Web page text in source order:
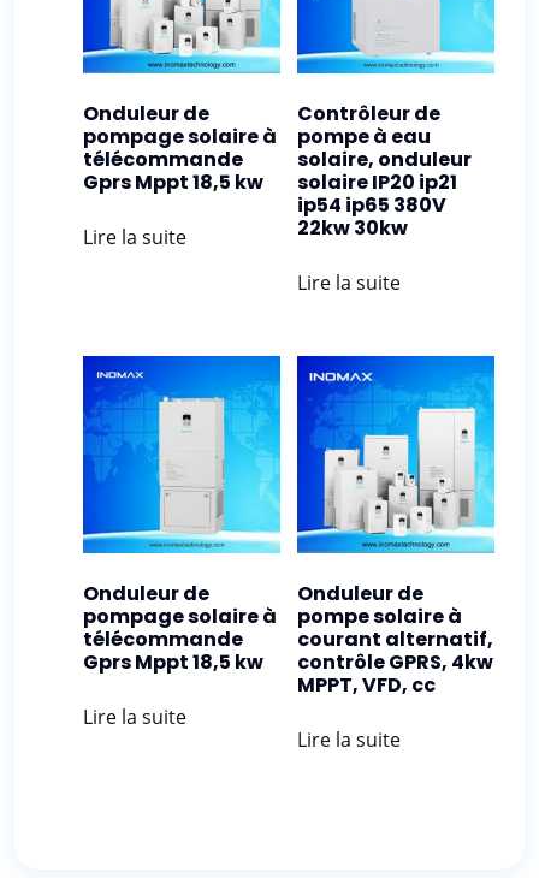
Onduleur de
pompage solaire à
télécommande
Gprs Mppt 18,5 kw
Lire la suite
Contrôleur de
pompe à eau
solaire, onduleur
solaire IP20 ip21
ip54 ip65 380V
22kw 30kw
Lire la suite
Onduleur de
pompage solaire à
télécommande
Gprs Mppt 18,5 kw
Lire la suite
Onduleur de
pompe solaire à
courant alternatif,
contrôle GPRS, 4kw
MPPT, VFD, cc
Lire la suite